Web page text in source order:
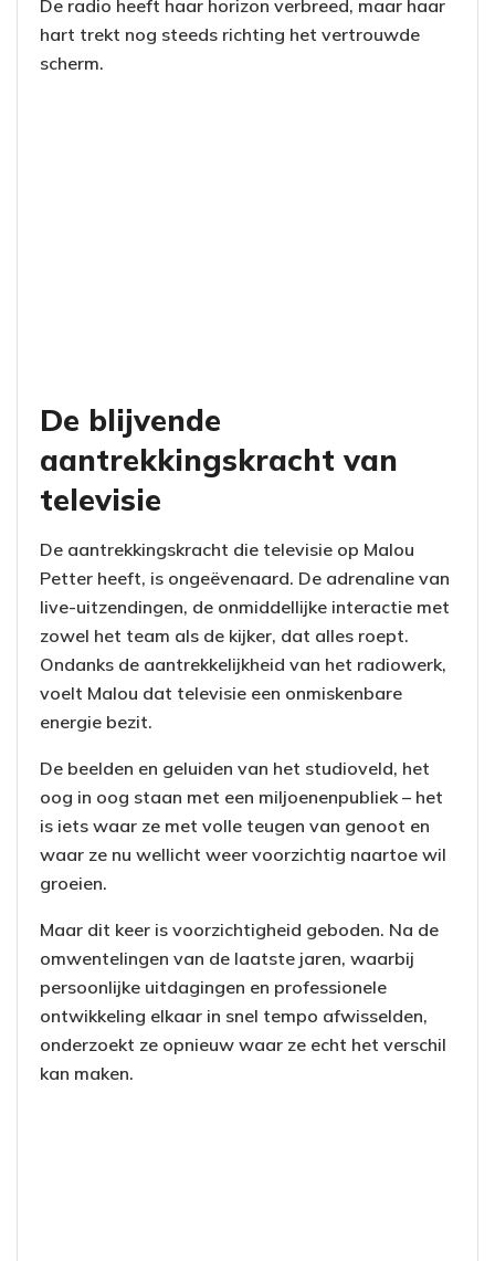
De radio heeft haar horizon verbreed, maar haar
hart trekt nog steeds richting het vertrouwde
scherm.
De blijvende
aantrekkingskracht van
televisie
De aantrekkingskracht die televisie op Malou
Petter heeft, is ongeëvenaard. De adrenaline van
live-uitzendingen, de onmiddellijke interactie met
zowel het team als de kijker, dat alles roept.
Ondanks de aantrekkelijkheid van het radiowerk,
voelt Malou dat televisie een onmiskenbare
energie bezit.
De beelden en geluiden van het studioveld, het
oog in oog staan met een miljoenenpubliek – het
is iets waar ze met volle teugen van genoot en
waar ze nu wellicht weer voorzichtig naartoe wil
groeien.
Maar dit keer is voorzichtigheid geboden. Na de
omwentelingen van de laatste jaren, waarbij
persoonlijke uitdagingen en professionele
ontwikkeling elkaar in snel tempo afwisselden,
onderzoekt ze opnieuw waar ze echt het verschil
kan maken.